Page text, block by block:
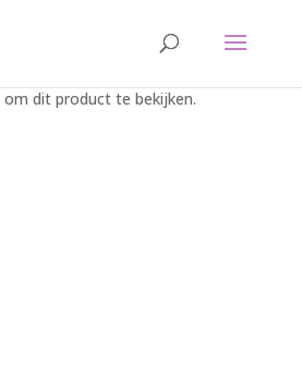
om dit product te bekijken.